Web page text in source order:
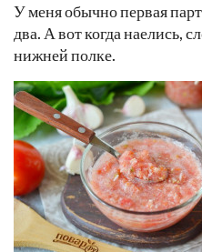
У меня обычно первая
два. А вот когда наелись,
нижней полке.